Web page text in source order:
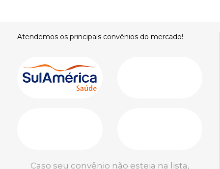
Atendemos os principais convênios do mercado!
Caso seu convênio não esteja na lista,